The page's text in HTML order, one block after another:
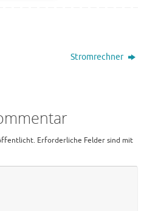
Stromrechner
Erforderliche Felder sind mit